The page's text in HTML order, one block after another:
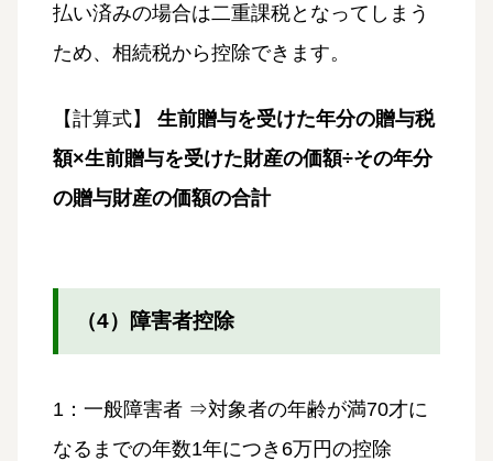
払い済みの場合は二重課税となってしまう
ため、相続税から控除できます。
【計算式】 生前贈与を受けた年分の贈与税
額×生前贈与を受けた財産の価額÷その年分
の贈与財産の価額の合計
（4）障害者控除
1：一般障害者 ⇒対象者の年齢が満70才に
なるまでの年数1年につき6万円の控除